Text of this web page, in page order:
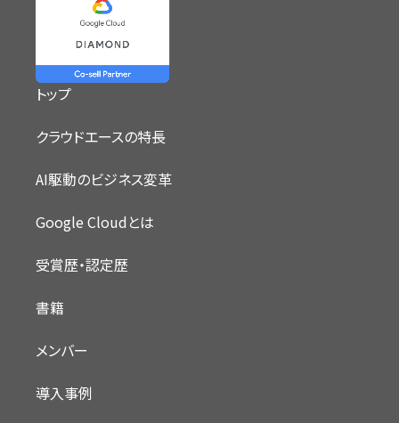
トップ
クラウドエースの特長
AI駆動のビジネス変革
Google Cloudとは
受賞歴・認定歴
書籍
メンバー
導入事例